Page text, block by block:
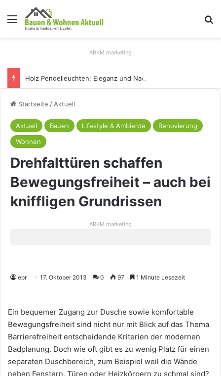
Menü
ARKM.marketing
Startseite / Aktuell
Aktuell Bauen Lifestyle & Ambiente
Renovierung
Wohnen
Drehfalttüren schaffen
Bewegungsfreiheit – auch bei
kniffligen Grundrissen
ARKM.marketing
epr 17. Oktober 2013 0 97 1 Minute Lesezeit
Ein bequemer Zugang zur Dusche sowie komfortable
Bewegungsfreiheit sind nicht nur mit Blick auf das Thema
Barrierefreiheit entscheidende Kriterien der modernen
Badplanung. Doch wie oft gibt es zu wenig Platz für einen
separaten Duschbereich, zum Beispiel weil die Wände
neben Fenstern, Türen oder Heizkörpern zu schmal sind?